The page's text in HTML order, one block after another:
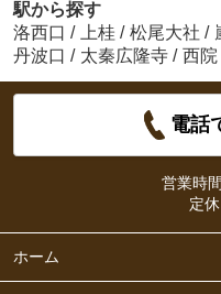
駅から探す
洛西口 / 上桂 / 松尾大社 /
丹波口 / 太秦広隆寺 / 西院
電話
営業時間
定休
ホーム